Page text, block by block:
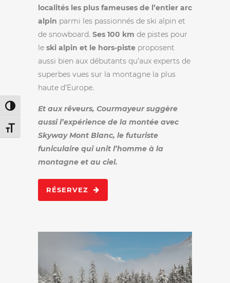
Passer en contraste élevé
Changer la taille de la police
localités les plus fameuses de l’entier arc
alpin parmi les passionnés de ski alpin et
de snowboard. Ses 100 km de pistes pour
le ski alpin et le hors-piste proposent
aussi bien aux débutants qu’aux experts de
superbes vues sur la montagne la plus
haute d’Europe.
Et aux rêveurs, Courmayeur suggère
aussi l’expérience de la montée avec
Skyway Mont Blanc, le futuriste
funiculaire qui unit l’homme à la
montagne et au ciel.
RÉSERVEZ